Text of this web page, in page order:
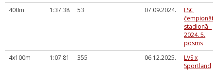
400m
1:37.38 53 07.09.2024.
LSC
čempionāts
stadionā -
2024. 5.
posms
4x100m
1:07.81 355 06.12.2025.
LVS x
Sportland